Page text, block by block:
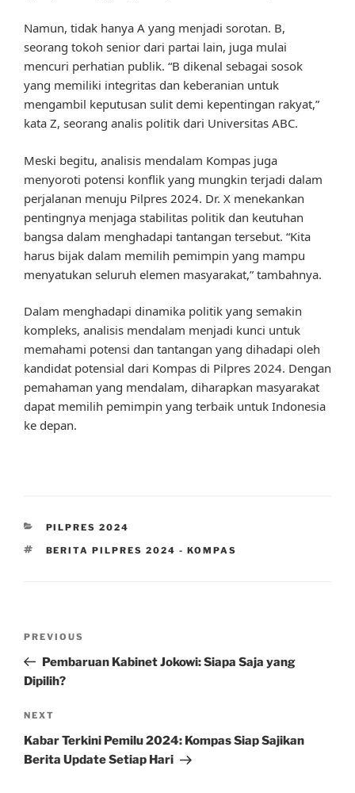
Namun, tidak hanya A yang menjadi sorotan. B,
seorang tokoh senior dari partai lain, juga mulai
mencuri perhatian publik. “B dikenal sebagai sosok
yang memiliki integritas dan keberanian untuk
mengambil keputusan sulit demi kepentingan rakyat,”
kata Z, seorang analis politik dari Universitas ABC.
Meski begitu, analisis mendalam Kompas juga
menyoroti potensi konflik yang mungkin terjadi dalam
perjalanan menuju Pilpres 2024. Dr. X menekankan
pentingnya menjaga stabilitas politik dan keutuhan
bangsa dalam menghadapi tantangan tersebut. “Kita
harus bijak dalam memilih pemimpin yang mampu
menyatukan seluruh elemen masyarakat,” tambahnya.
Dalam menghadapi dinamika politik yang semakin
kompleks, analisis mendalam menjadi kunci untuk
memahami potensi dan tantangan yang dihadapi oleh
kandidat potensial dari Kompas di Pilpres 2024. Dengan
pemahaman yang mendalam, diharapkan masyarakat
dapat memilih pemimpin yang terbaik untuk Indonesia
ke depan.
CATEGORIES
PILPRES 2024
TAGS
BERITA PILPRES 2024 - KOMPAS
Previous
Post
PREVIOUS
Pembaruan Kabinet Jokowi: Siapa Saja yang
Dipilih?
Next
Post
NEXT
Kabar Terkini Pemilu 2024: Kompas Siap Sajikan
Berita Update Setiap Hari